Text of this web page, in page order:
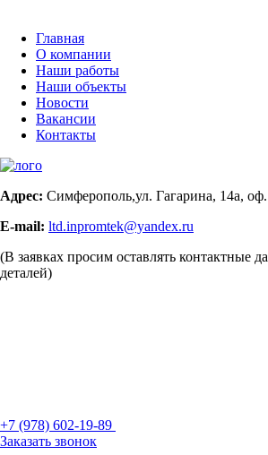
Главная
О компании
Наши работы
Наши объекты
Новости
Вакансии
Контакты
Адрес: Симферополь,ул. Гагарина, 14а,
E-mail: ltd.inpromtek@yandex.ru
(В заявках просим оставлять контактные
деталей)
+7 (978) 602-19-89
Заказать звонок